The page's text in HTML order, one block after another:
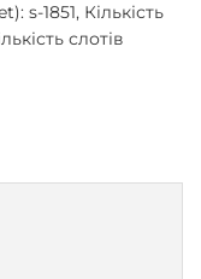
s-1851, Кількість
слотів